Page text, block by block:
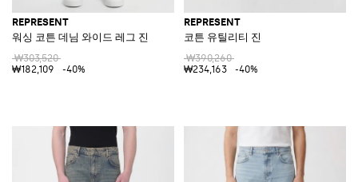
REPRESENT
워싱 코튼 데님 와이드 레그 진
₩303,520
₩182,109
-40%
REPRESENT
코튼 유틸리티 진
₩390,260
₩234,163
-40%